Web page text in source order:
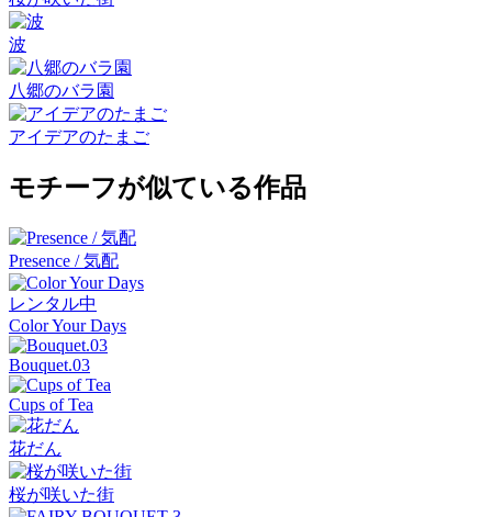
波
八郷のバラ園
アイデアのたまご
モチーフが似ている作品
Presence / 気配
レンタル中
Color Your Days
Bouquet.03
Cups of Tea
花だん
桜が咲いた街